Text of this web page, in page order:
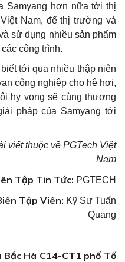
Samyang hơn nữa tới thị
Nam, để thị trường và
sử dụng nhiều sản phẩm
công trình.
tới qua nhiều thập niên
công nghiệp cho hệ hơi,
hy vọng sẽ cùng thương
pháp của Samyang tới
viết thuộc về PGTech Việt
Nam
Tập Tin Tức: PGTECH
Viên: Kỹ Sư Tuấn
Quang
Hà C14-CT1 phố Tố